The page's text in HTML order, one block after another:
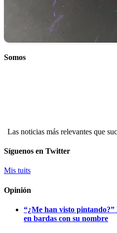
Somos
Las noticias más relevantes que
Síguenos en Twitter
Mis tuits
Opinión
“¿Me han visto
en bardas con su nombre